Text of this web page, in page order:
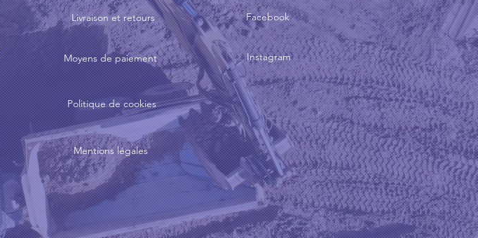
Livraison et retours
Moyens de paiement
Facebook
Instagram
Politique de cookies
Mentions légales